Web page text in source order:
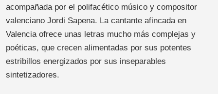
acompañada por el polifacético músico y compositor
valenciano Jordi Sapena. La cantante afincada en
Valencia ofrece unas letras mucho más complejas y
poéticas, que crecen alimentadas por sus potentes
estribillos energizados por sus inseparables
sintetizadores.